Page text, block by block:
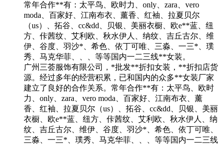
常年合作**有：太平鸟、欧时力、only、zara、vero
moda、百家好、江南布衣、薰香、红袖、拉夏贝尔
（us）、拓谷、cc&dd、贝银、美丽衣橱、欧e**蓝、纽
方、佧茜纹、艾利欧、秋水伊人、纳纹、吉丘古尔、维
伊、谷度、羽沙*、希色、依丁可唯、三淼、一三*、璞
秀、马克华菲、、、等等国内一二三线**女装。
广州三荟服饰有限公司，*批发**折扣女装，**折扣店货
源。经过多年的经营积累，已和国内的众多**女装厂家
建立了良好的合作关系。常年合作**有：太平鸟、欧时
力、only、zara、vero moda、百家好、江南布衣、薰
香、红袖、拉夏贝尔（us）、拓谷、cc&dd、贝银、美丽
衣橱、欧e**蓝、纽方、佧茜纹、艾利欧、秋水伊人、纳
纹、吉丘古尔、维伊、谷度、羽沙*、希色、依丁可唯、
三淼、一三*、璞秀、马克华菲、、、等等国内一二三线